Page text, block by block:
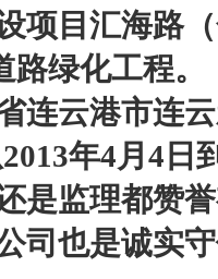
项目汇海路
绿化工程。
连云港市连
年4月4日
是监理都赞
司也是诚实